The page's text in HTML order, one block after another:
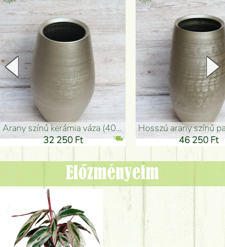
arany színű kerámia váza (40x26cm)
32 250 Ft
hosszú arany színű
46 250 Ft
Előzményeim